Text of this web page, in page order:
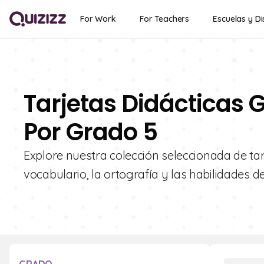
For Work For Teachers Escuelas y
Tarjetas Didácticas
Por Grado 5
Explore nuestra colección seleccionada de
vocabulario, la ortografía y las habilidades